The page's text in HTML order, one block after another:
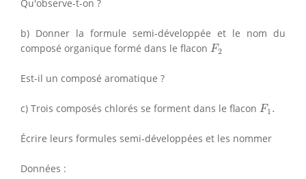
Qu'observe-t-on ?
b) Donner la formule semi-développée et le nom du
composé organique formé dans le flacon F2
F2
Est-il un composé aromatique ?
c) Trois composés chlorés se forment dans le flacon F1 .
F1
Écrire leurs formules semi-développées et les nommer
Données :